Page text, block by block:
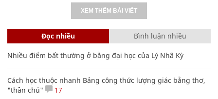
XEM THÊM BÀI VIẾT
Đọc nhiều Bình luận nhiều
Nhiều điểm bất thường ở bằng đại học của Lý Nhã Kỳ
Cách học thuộc nhanh Bảng công thức lượng giác bằng thơ,
"thần chú"
17